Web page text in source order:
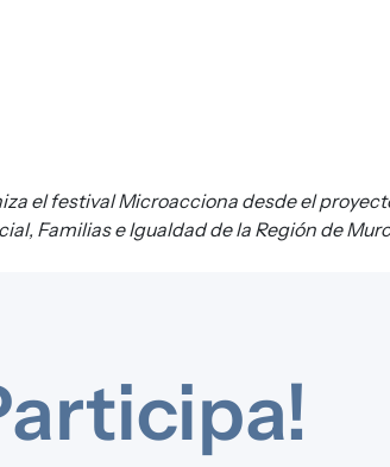
el festival Microacciona desde el
Familias e Igualdad de la Región de